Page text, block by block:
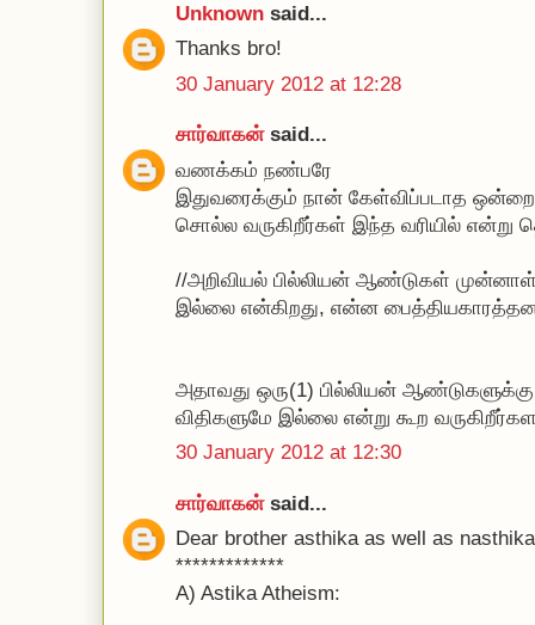
Unknown said...
Thanks bro!
30 January 2012 at 12:28
சார்வாகன்said...
வணக்கம் நண்பரே
இதுவரைக்கும் நான் கேள்விப்படாத
சொல்ல வருகிறீர்கள் இந்த வரியில் என்று
//அறிவியல் பில்லியன் ஆண்டுகள் முன்னாள்
இல்லை என்கிறது, என்ன
அதாவது ஒரு(1) பில்லியன்
விதிகளுமே இல்லை என்று கூற
30 January 2012 at 12:30
சார்வாகன்said...
Dear brother asthika as well as
*************
A) Astika Atheism: